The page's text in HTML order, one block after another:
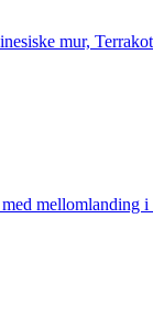
mur,
mellomlanding